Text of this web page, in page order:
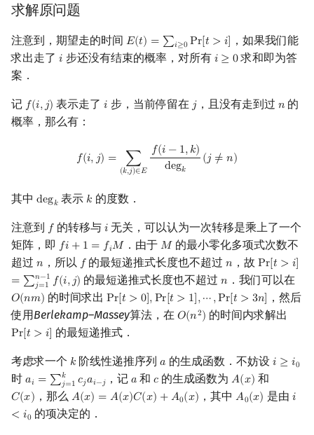
求解原问题
注意到，期望走的时间 𝐸(𝑡) = ∑𝑖≥0Pr[𝑡 > 𝑖]
E(t)= ∑i≥0Pr[t>i]
，如果我们能
求出走了 𝑖
i 步还没有结束的概率，对所有 𝑖 ≥ 0
i≥0
求和即为答
案．
记 𝑓(𝑖,𝑗)
f(i,j) 表示走了𝑖
i 步，当前停留在 𝑗
j，且没有走到过 𝑛
n 的
概率，那么有：
𝑓(𝑖,𝑗) = ∑
(𝑘,𝑗)∈𝐸
𝑓(𝑖 − 1,𝑘)
deg𝑘
(𝑗 ≠ 𝑛)
f( j) ,j)∈ f(i−1,k )deg k(j n
其中 deg𝑘
degk 表示 𝑘
k 的度数．
注意到 𝑓
f 的转移与 𝑖
i 无关，可以认为一次转移是乘上了一个
矩阵，即 𝑓𝑖 + 1 = 𝑓𝑖𝑀
f+ 1= fM ．由于 𝑀
M 的最小零化多项式次数不
超过 𝑛
n ，所以 𝑓
f 的最短递推式长度也不超过𝑛
n ，故Pr[𝑡 > 𝑖]
= ∑𝑛−1
𝑗=1 𝑓(𝑖,𝑗)
Pr[t>i] =∑
的最短递推式长度也不超过𝑛
n ．我们可以在
𝑂(𝑛𝑚)
O(nm) 的时间求出Pr[𝑡 > 0],Pr[𝑡 > 1],⋯,Pr[𝑡 > 3𝑛]
Pr[t>0 ,Pr [t>1] ,⋯,Pr [t>3n]
，然后
使用 Berlekamp–Massey算法，在 𝑂(𝑛2)
O(n2) 的时间内求解出
Pr[𝑡 > 𝑖]
Pr[t>i] 的最短递推式．
考虑求一个 𝑘
k 阶线性递推序列𝑎
a 的生成函数．不妨设 𝑖 ≥ 𝑖0
i≥i0
时 𝑎𝑖 = ∑𝑘
𝑗=1 𝑐𝑗𝑎𝑖−𝑗
ai =∑ =1kcjai−j ，记 𝑎
a 和𝑐
c 的生成函数为𝐴(𝑥)
A(x) 和
𝐶(𝑥)
C(x) ，那么 𝐴(𝑥) = 𝐴(𝑥)𝐶(𝑥) +𝐴0(𝑥)
A(x)= A(x)C(x)+A0(x) ，其中𝐴0(𝑥)
A0(x) 是由 𝑖
< 𝑖0
i<
的项决定的．